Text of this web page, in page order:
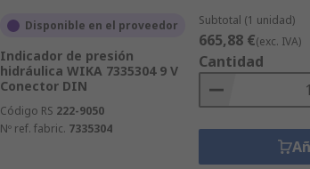
Disponible en el proveedor
Indicador de presión
hidráulica WIKA 7335304 9 V
Conector DIN
Código RS 222-9050
Nº ref. fabric. 7335304
Subtotal (1 unidad)
665,88 €(exc. IVA)
Cantidad